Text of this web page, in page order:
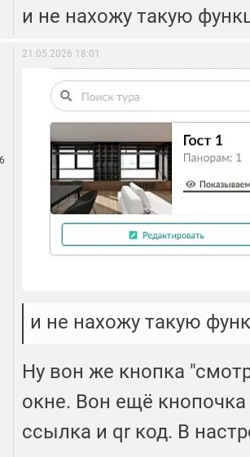
и не нахожу такую
21.05.2026 18:01
и не нахожу такую
Ну вон же кнопка
окне. Вон ещё
ссылка и qr код. В